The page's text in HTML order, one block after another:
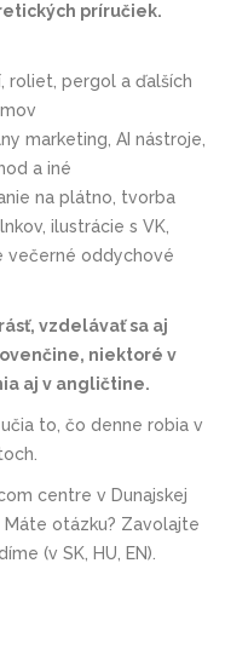
príručiek.
roliet, pergol a ďalších
marketing, AI nástroje,
a iné
na plátno, tvorba
ilustrácie s VK,
večerné oddychové
vzdelávať sa aj
niektoré v
aj v angličtine.
to, čo denne robia v
centre v Dunajskej
otázku? Zavolajte
(v SK, HU, EN).